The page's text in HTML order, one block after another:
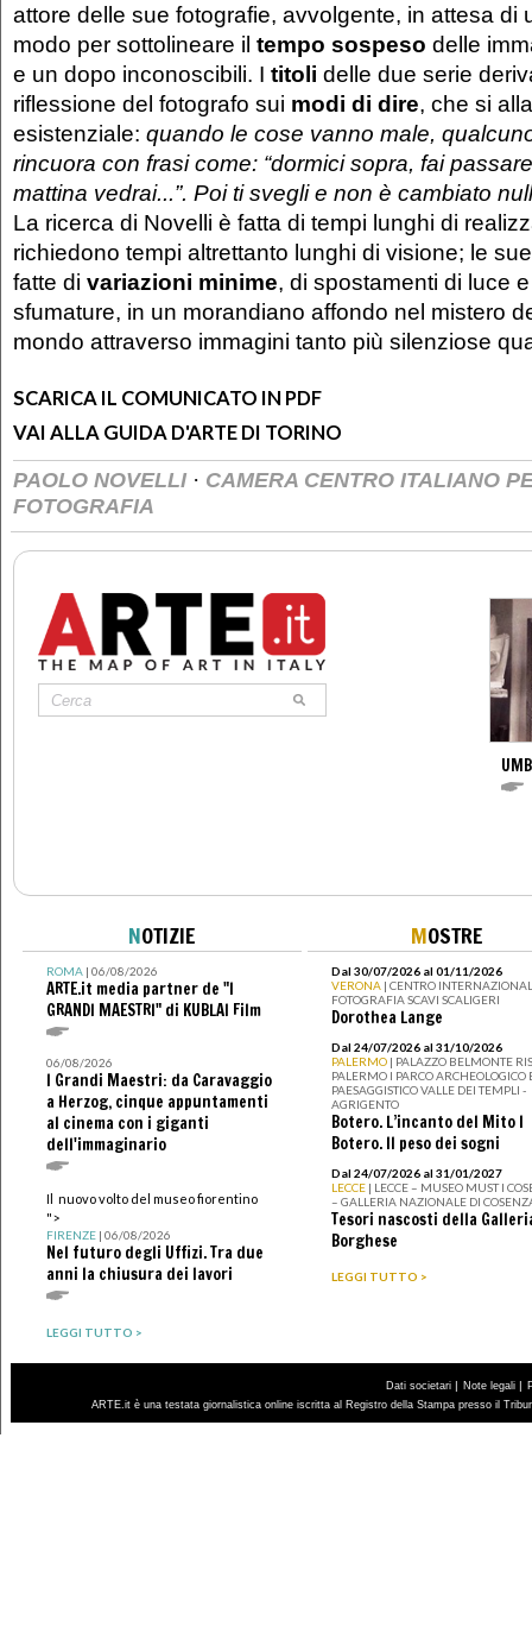
attore delle sue fotografie, avvolgente, in attesa di
modo per sottolineare il tempo sospeso delle
e un dopo inconoscibili. I titoli delle due serie
riflessione del fotografo sui modi di dire, che si
esistenziale: quando le cose vanno male,
rincuora con frasi come: “dormici sopra, fai
mattina vedrai...”. Poi ti svegli e non è cambiato
La ricerca di Novelli è fatta di tempi lunghi di
richiedono tempi altrettanto lunghi di visione; le
fatte di variazioni minime, di spostamenti di luce
sfumature, in un morandiano affondo nel mistero
mondo attraverso immagini tanto più silenziose
SCARICA IL COMUNICATO IN PDF
VAI ALLA GUIDA D'ARTE DI TORINO
PAOLO NOVELLI · CAMERA CENTRO ITALIANO
FOTOGRAFIA
NOTIZIE
ROMA| 06/08/2026
ARTE.it media partner de "I
GRANDI MAESTRI" di KUBLAI Film
06/08/2026
I Grandi Maestri: da Caravaggio
a Herzog, cinque appuntamenti
al cinema con i giganti
dell'immaginario
Il nuovo volto del museo fiorentino
">
FIRENZE| 06/08/2026
Nel futuro degli Uffizi. Tra due
anni la chiusura dei lavori
LEGGI TUTTO >
MOSTRE
Dal 30/07/2026 al 01/11/2026
VERONA | CENTRO
FOTOGRAFIA SCAVI SCALIGERI
Dorothea Lange
Dal 24/07/2026 al 31/10/2026
PALERMO | PALAZZO BELMONTE
PALERMO I PARCO ARCHEOLOGICO
PAESAGGISTICO VALLE DEI TEMPLI -
AGRIGENTO
Botero. L’incanto del Mito I
Botero. Il peso dei sogni
Dal 24/07/2026 al 31/01/2027
LECCE | LECCE – MUSEO MUST I
– GALLERIA NAZIONALE DI
Tesori nascosti della
Borghese
LEGGI TUTTO >
Dati societari | Note legali |
ARTE.it è una testata giornalistica online iscritta al Registro della Stampa presso il